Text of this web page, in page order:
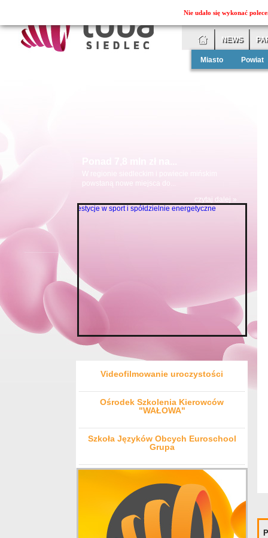
NEWS
Miasto Powiat
W regionie siedleckim i powiecie mińskim
powstaną nowe miejsca do...
czytaj dalej »
Videofilmowanie uroczystości
Ośrodek Szkolenia Kierowców
"WAŁOWA"
Szkoła Języków Obcych Euroschool
Grupa
Nie udało się wykonać